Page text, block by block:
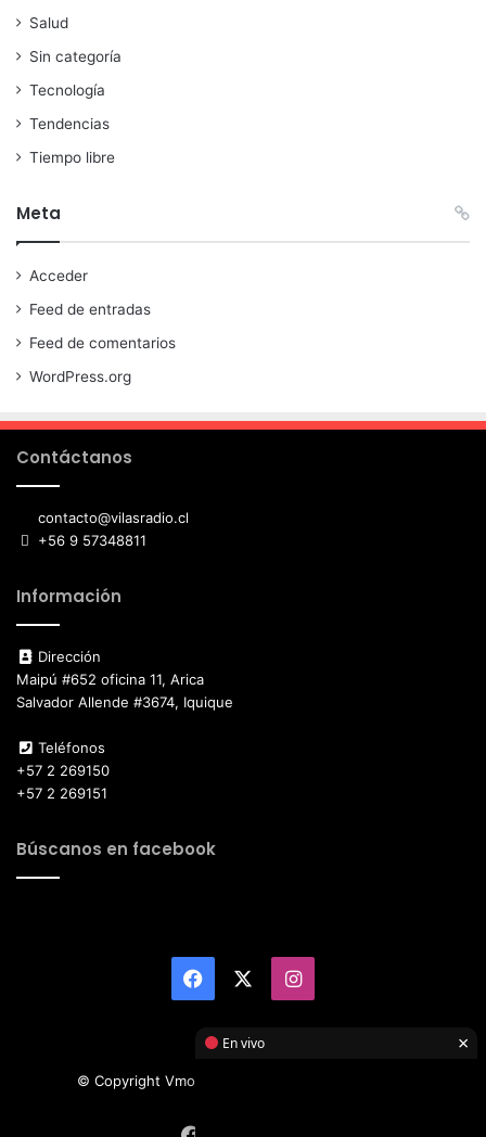
Salud
Sin categoría
Tecnología
Tendencias
Tiempo libre
Meta
Acceder
Feed de entradas
Feed de comentarios
WordPress.org
Contáctanos
contacto@vilasradio.cl
+56 9 57348811
Información
Dirección
Maipú #652 oficina 11, Arica
Salvador Allende #3674, Iquique
Teléfonos
+57 2 269150
+57 2 269151
Búscanos en facebook
Facebook Instagram
© Copyright Vmotor TI 2026, All Rights Reserved
En vivo ×